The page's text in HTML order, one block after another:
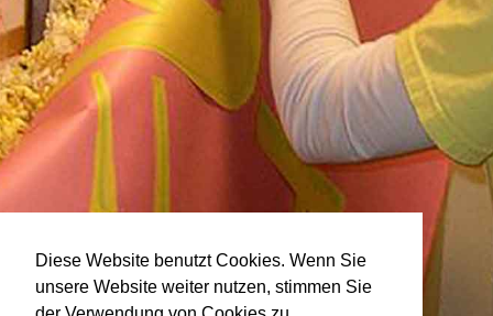
Diese Website benutzt Cookies. Wenn Sie
unsere Website weiter nutzen, stimmen Sie